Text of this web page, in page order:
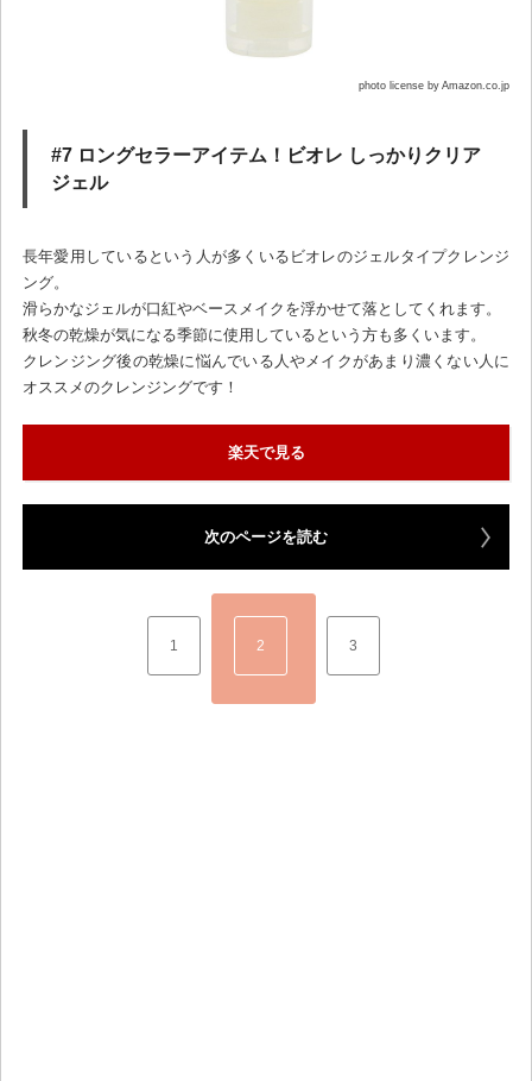
photo license by Amazon.co.jp
#7 ロングセラーアイテム！ビオレ しっかりクリア
ジェル
長年愛用しているという人が多くいるビオレのジェルタイプクレンジ
ング。
滑らかなジェルが口紅やベースメイクを浮かせて落としてくれます。
秋冬の乾燥が気になる季節に使用しているという方も多くいます。
クレンジング後の乾燥に悩んでいる人やメイクがあまり濃くない人に
オススメのクレンジングです！
楽天で見る
次のページを読む
1 2 3